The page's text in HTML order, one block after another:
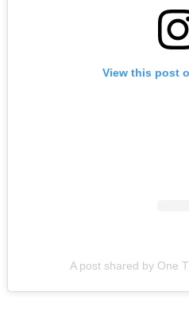
View this post
A post shared by One